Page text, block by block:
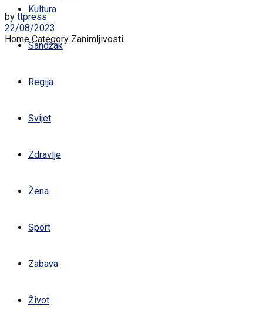
Kultura
Sandžak
Regija
Svijet
Zdravlje
Žena
Sport
Zabava
Život
by ttpress
22/08/2023
Home Category Zanimljivosti